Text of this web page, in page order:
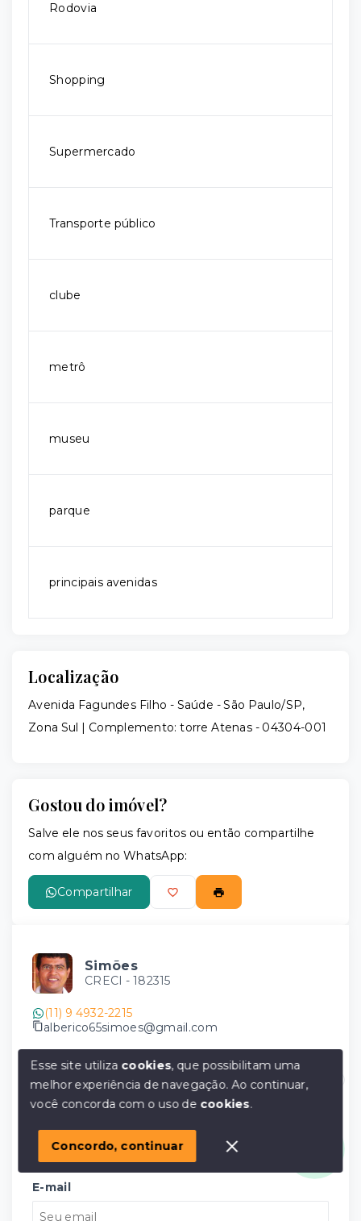
Rodovia
Shopping
Supermercado
Transporte público
clube
metrô
museu
parque
principais avenidas
Localização
Avenida Fagundes Filho - Saúde - São Paulo/SP,
Zona Sul | Complemento: torre Atenas - 04304-001
Gostou do imóvel?
Salve ele nos seus favoritos ou então compartilhe
com alguém no WhatsApp:
Compartilhar
Simões
CRECI - 182315
(11) 9 4932-2215
alberico65simoes@gmail.com
Nome
E-mail
Olá! em posso ajudar?
Esse site utiliza cookies, que possibilitam uma
melhor experiência de navegação.Ao continuar,
você concorda com o uso de cookies.
Concordo, continuar